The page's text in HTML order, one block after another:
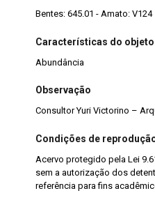
Bentes: 645.01 - Amato: V124
Características do objeto
Abundância
Observação
Consultor Yuri Victorino –
Condições de
Acervo protegido pela Lei
sem a autorização dos
referência para fins